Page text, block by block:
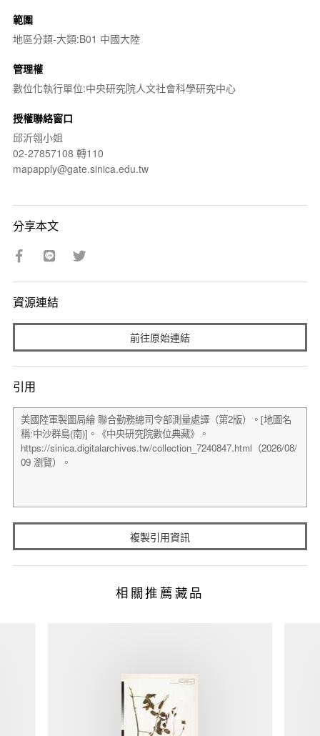
範圍
地區分類-大類:B01 中國大陸
管理權
數位化執行單位:中央研究院人文社會科學研究中心
授權聯絡窗口
邱沂翎小姐
02-27857108 轉110
mapapply@gate.sinica.edu.tw
分享本文
資源連結
前往原始連結
引用
複製引用資訊
相關推薦藏品